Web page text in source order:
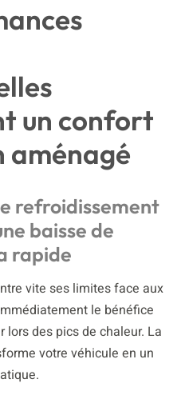
un confort
aménagé
refroidissement
baisse de
rapide
vite ses limites face aux
le bénéfice
lors des pics de chaleur. La
votre véhicule en un